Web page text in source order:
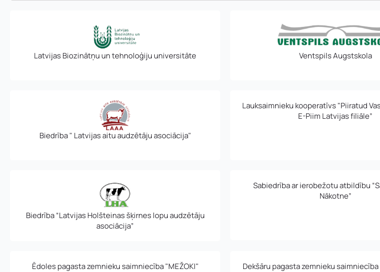
Latvijas Biozinātņu un tehnoloģiju universitāte Ventspils Augstskola
Biedrība " Latvijas aitu audzētāju asociācija"
Lauksaimnieku kooperatīvs "Piiratud
E-Piim Latvijas filiāle”
Biedrība “Latvijas Holšteinas šķirnes lopu audzētāju
asociācija”
Sabiedrība ar ierobežotu atbildību
Nākotne”
Ēdoles pagasta zemnieku saimniecība "MEŽOKI" Dekšāru pagasta zemnieku
E-pasts*
d
m